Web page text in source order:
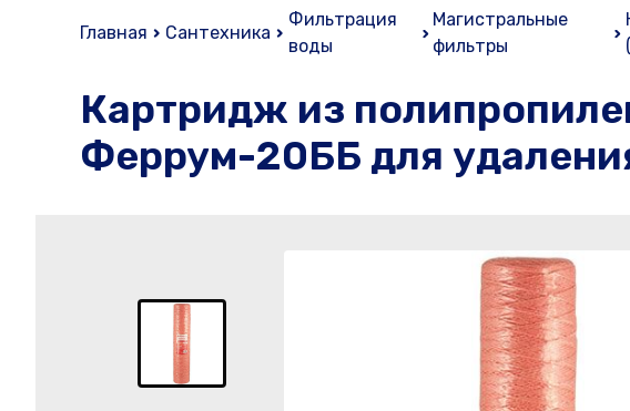
Главная Сантехника
Фильтрация
воды
Магистральные
фильтры
Картридж из
Феррум-20ББ для